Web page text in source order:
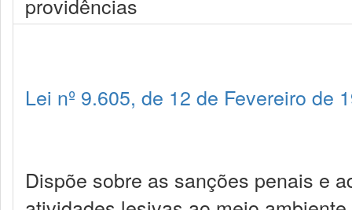
Lei nº 9.605, de 12 de Fevereiro de
Dispõe sobre as sanções penais e